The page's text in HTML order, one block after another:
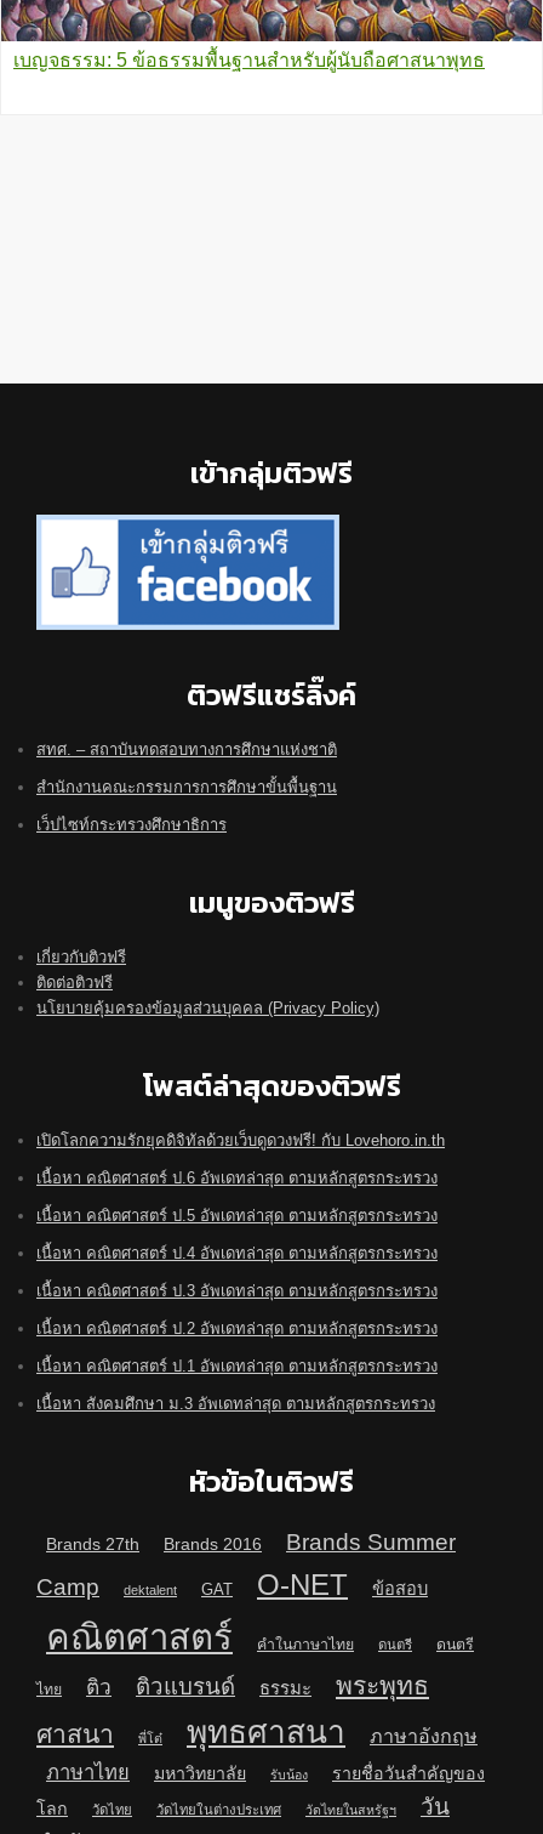
เบญจธรรม: 5 ข้อธรรมพื้นฐานสำหรับผู้นับถือศาสนาพุทธ
เข้ากลุ่มติวฟรี
ติวฟรีแชร์ลิ๊งค์
สทศ. – สถาบันทดสอบทางการศึกษาแห่งชาติ
สำนักงานคณะกรรมการการศึกษาขั้นพื้นฐาน
เว็ปไซท์กระทรวงศึกษาธิการ
เมนูของติวฟรี
เกี่ยวกับติวฟรี
ติดต่อติวฟรี
นโยบายคุ้มครองข้อมูลส่วนบุคคล (Privacy Policy)
โพสต์ล่าสุดของติวฟรี
เปิดโลกความรักยุคดิจิทัลด้วยเว็บดูดวงฟรี! กับ Lovehoro.in.th
เนื้อหา คณิตศาสตร์ ป.6 อัพเดทล่าสุด ตามหลักสูตรกระทรวง
เนื้อหา คณิตศาสตร์ ป.5 อัพเดทล่าสุด ตามหลักสูตรกระทรวง
เนื้อหา คณิตศาสตร์ ป.4 อัพเดทล่าสุด ตามหลักสูตรกระทรวง
เนื้อหา คณิตศาสตร์ ป.3 อัพเดทล่าสุด ตามหลักสูตรกระทรวง
เนื้อหา คณิตศาสตร์ ป.2 อัพเดทล่าสุด ตามหลักสูตรกระทรวง
เนื้อหา คณิตศาสตร์ ป.1 อัพเดทล่าสุด ตามหลักสูตรกระทรวง
เนื้อหา สังคมศึกษา ม.3 อัพเดทล่าสุด ตามหลักสูตรกระทรวง
หัวข้อในติวฟรี
Brands 27th Brands 2016
Brands Summer
Camp
dektalent GAT O-NET ข้อสอบ
คณิตศาสตร์ คำในภาษาไทย ดนตรี ดนตรี
ไทย ติว ติวแบรนด์ ธรรมะ
พระพุทธ
ศาสนา
พี่โต๋ พุทธศาสนา ภาษาอังกฤษ
ภาษาไทย มหาวิทยาลัย รับน้อง
รายชื่อวันสำคัญของ
โลก
วัดไทย วัดไทยในต่างประเทศ วัดไทยในสหรัฐฯ
วัน